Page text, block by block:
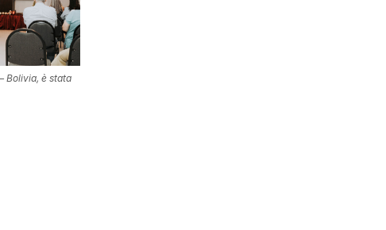
Bolivia, è stata